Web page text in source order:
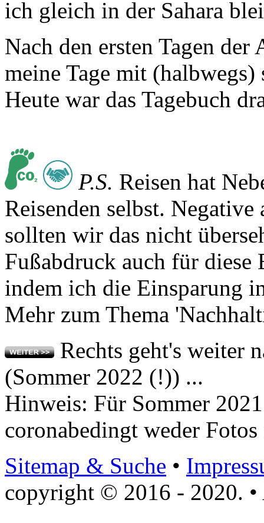
Nach den ersten Tagen
meine Tage mit
Heute war das Tagebuch
Reisenden selbst.
sollten wir das nicht
Fußabdruck auch für diese
indem ich die Einsparung
Mehr zum Thema
Rechts geht's weiter
(Sommer 2022 (!)) ...
Hinweis: Für Sommer
coronabedingt weder
Sitemap & Suche•
copyright © 2016 - 2020.